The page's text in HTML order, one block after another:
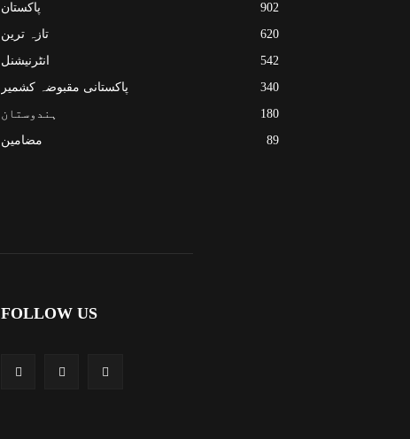
پاکستان
902
تازہ ترین
620
انٹرنیشنل
542
پاکستانی مقبوضہ کشمیر
340
ہندوستان
180
مضامین
89
FOLLOW US